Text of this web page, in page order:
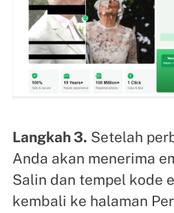
Langkah 3. Setelah
Anda akan menerima
Salin dan tempel kode
kembali ke halaman